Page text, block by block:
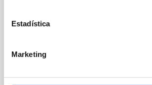
Estadística
Marketing
observations from different
technique. This technique uses a
from the lens system to accurately